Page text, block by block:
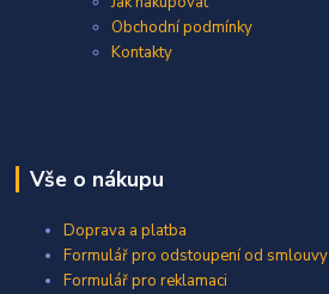
Obchodní podmínky
Kontakty
Vše o nákupu
Doprava a platba
Formulář pro odstoupení od smlouvy
Formulář pro reklamaci